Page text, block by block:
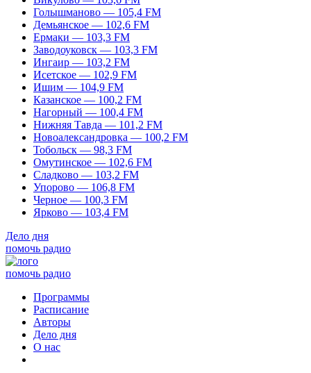
Голышманово — 105,4 FM
Демьянское — 102,6 FM
Ермаки — 103,3 FM
Заводоуковск — 103,3 FM
Ингаир — 103,2 FM
Исетское — 102,9 FM
Ишим — 104,9 FM
Казанское — 100,2 FM
Нагорный — 100,4 FM
Нижняя Тавда — 101,2 FM
Новоалександровка — 100,2 FM
Тобольск — 98,3 FM
Омутинское — 102,6 FM
Сладково — 103,2 FM
Упорово — 106,8 FM
Черное — 100,3 FM
Ярково — 103,4 FM
Дело дня
помочь радио
помочь радио
Программы
Расписание
Авторы
Дело дня
О нас